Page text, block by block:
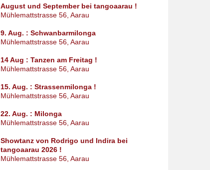
August und September bei tangoaarau !
Mühlemattstrasse 56, Aarau
9. Aug. : Schwanbarmilonga
Mühlemattstrasse 56, Aarau
14 Aug : Tanzen am Freitag !
Mühlemattstrasse 56, Aarau
15. Aug. : Strassenmilonga !
Mühlemattstrasse 56, Aarau
22. Aug. : Milonga
Mühlemattstrasse 56, Aarau
Showtanz von Rodrigo und Indira bei
tangoaarau 2026 !
Mühlemattstrasse 56, Aarau